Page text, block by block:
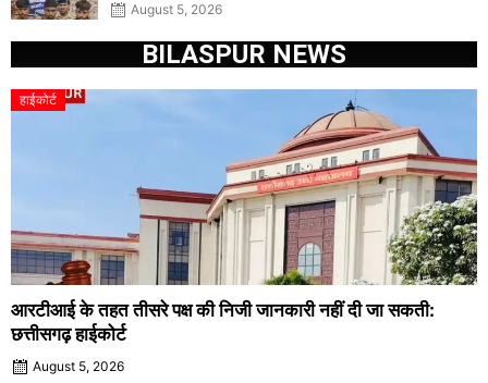
August 5, 2026
BILASPUR NEWS
हाईकोर्ट
आरटीआई के तहत तीसरे पक्ष की निजी जानकारी नहीं दी जा सकती:
छत्तीसगढ़ हाईकोर्ट
August 5, 2026